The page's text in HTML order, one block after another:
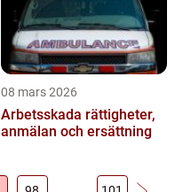
08 mars 2026
Arbetsskada rättigheter,
anmälan och ersättning